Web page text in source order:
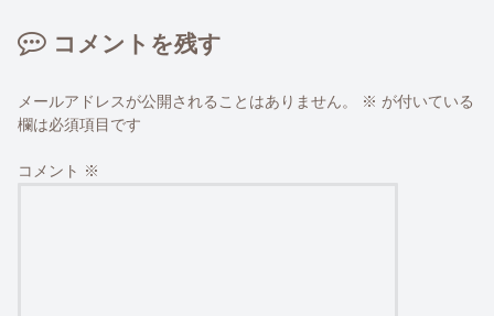
コメントを残す
メールアドレスが公開されることはありません。 ※ が付いている
欄は必須項目です
コメント ※